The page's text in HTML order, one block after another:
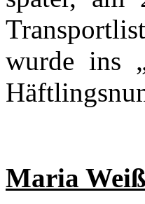
wurde ins
Maria